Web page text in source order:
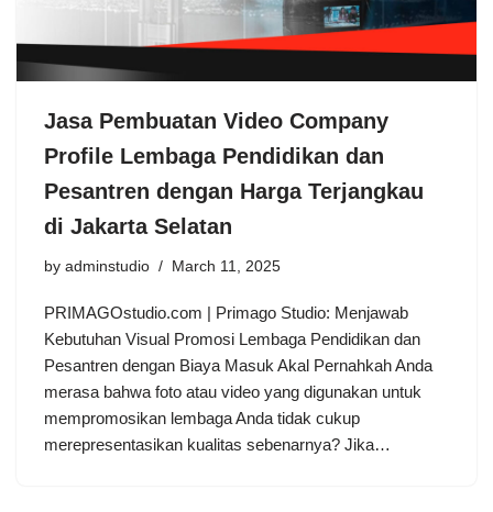
Jasa Pembuatan Video Company
Profile Lembaga Pendidikan dan
Pesantren dengan Harga Terjangkau
di Jakarta Selatan
by adminstudio March 11, 2025
PRIMAGOstudio.com | Primago Studio: Menjawab
Kebutuhan Visual Promosi Lembaga Pendidikan dan
Pesantren dengan Biaya Masuk Akal Pernahkah Anda
merasa bahwa foto atau video yang digunakan untuk
mempromosikan lembaga Anda tidak cukup
merepresentasikan kualitas sebenarnya? Jika…